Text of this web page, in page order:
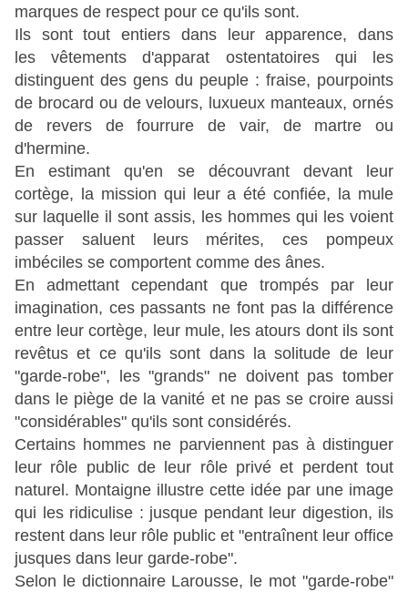
marques de respect pour ce qu'ils sont.
Ils sont tout entiers dans leur apparence, dans
les vêtements d'apparat ostentatoires qui les
distinguent des gens du peuple : fraise, pourpoints
de brocard ou de velours, luxueux manteaux, ornés
de revers de fourrure de vair, de martre ou
d'hermine.
En estimant qu'en se découvrant devant leur
cortège, la mission qui leur a été confiée, la mule
sur laquelle il sont assis, les hommes qui les voient
passer saluent leurs mérites, ces pompeux
imbéciles se comportent comme des ânes.
En admettant cependant que trompés par leur
imagination, ces passants ne font pas la différence
entre leur cortège, leur mule, les atours dont ils sont
revêtus et ce qu'ils sont dans la solitude de leur
"garde-robe", les "grands" ne doivent pas tomber
dans le piège de la vanité et ne pas se croire aussi
"considérables" qu'ils sont considérés.
Certains hommes ne parviennent pas à distinguer
leur rôle public de leur rôle privé et perdent tout
naturel. Montaigne illustre cette idée par une image
qui les ridiculise : jusque pendant leur digestion, ils
restent dans leur rôle public et "entraînent leur office
jusques dans leur garde-robe".
Selon le dictionnaire Larousse, le mot "garde-robe"